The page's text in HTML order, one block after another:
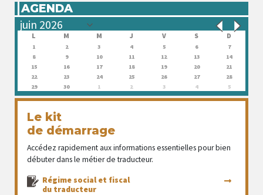
AGENDA
L M M J V S D
1 2 3 4 5 6
7
8
9 10 11 12 13
14
15
16 17 18 19 20
21
22
23 24 25 26 27
28
29
30 1 2 3 4 5
Le kit
de démarrage
Accédez rapidement aux informations essentielles pour bien
débuter dans le métier de traducteur.
Régime social et fiscal
du traducteur